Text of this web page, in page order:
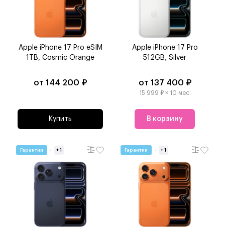
Apple iPhone 17 Pro eSIM
1TB, Cosmic Orange
от 144 200 ₽
Купить
Apple iPhone 17 Pro
512GB, Silver
от 137 400 ₽
15 999 ₽ × 10 мес.
В корзину
Гарантии + 1 Гарантии + 1